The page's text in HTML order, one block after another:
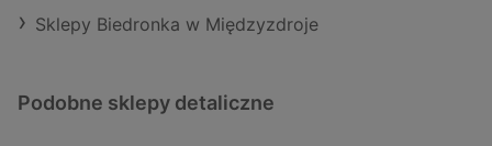
Sklepy Biedronka w Międzyzdroje
Podobne sklepy detaliczne